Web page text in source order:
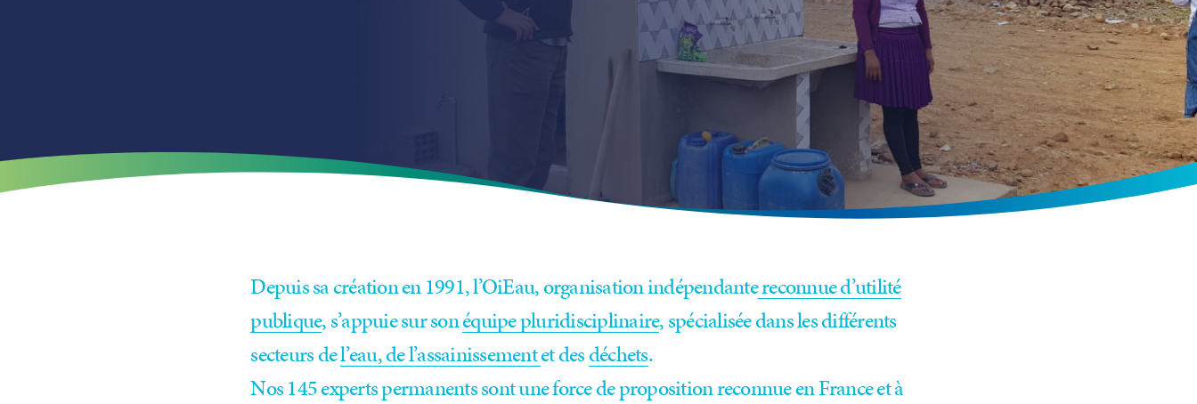
Depuis sa création en 1991, l’OiEau, organisation indépendantereconnue d’utilité
publique, s’appuie sur sonéquipe pluridisciplinaire, spécialisée dans les différents
secteurs del’eau, de l’assainissementet desdéchets.
Nos 145 experts permanents sont une force de proposition reconnue en France et à